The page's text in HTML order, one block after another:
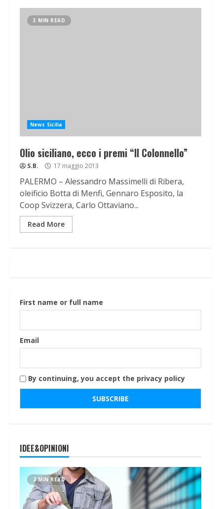
3 MIN READ
News Sicilia
Olio siciliano, ecco i premi “Il Colonnello”
S.B. 17 maggio 2013
PALERMO – Alessandro Massimelli di Ribera,
oleificio Botta di Menfi, Gennaro Esposito, la
Coop Svizzera, Carlo Ottaviano...
Read More
First name or full name
Email
By continuing, you accept the privacy policy
IDEE&OPINIONI
2 MIN READ